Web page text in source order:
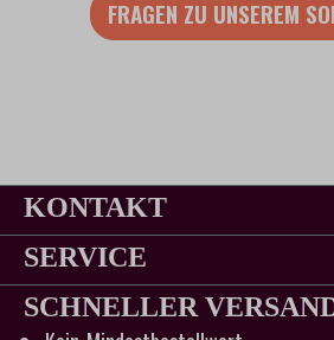
FRAGEN ZU UNSEREM
KONTAKT
SERVICE
SCHNELLER